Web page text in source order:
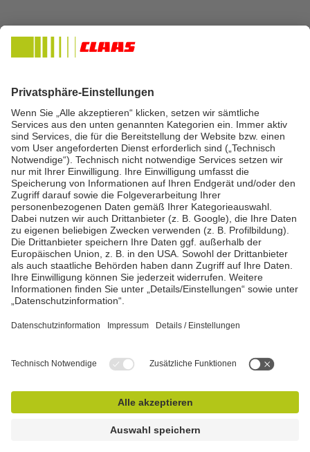
Öffnungszeiten
Sie erreichen uns zu folgenden Zeiten:
Montag - Freitag:
08:00 - 12:00 Uhr u. 12:45 - 16:45 Uhr
Samstags von April bis Oktober:
in 64354 Reinheim 08:00 - 12:00 Uhr
in 55624 Gösenroth 09:00 - 12:00 Uhr
Notdienst außerhalb der Öffnungszeiten!
Unsere weiteren Marken
Datenschutz
Top